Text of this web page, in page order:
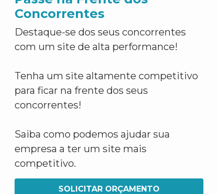
Concorrentes
Destaque-se dos seus concorrentes
com um site de alta performance!
Tenha um site altamente competitivo
para ficar na frente dos seus
concorrentes!
Saiba como podemos ajudar sua
empresa a ter um site mais
competitivo.
SOLICITAR ORÇAMENTO